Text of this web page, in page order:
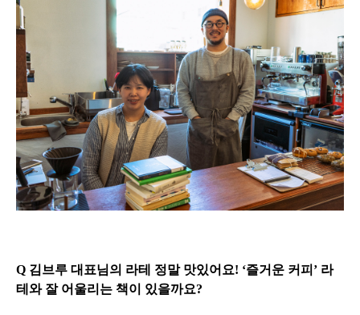
Q 김브루 대표님의 라테 정말 맛있어요! ‘즐거운 커피’ 라
테와 잘 어울리는 책이 있을까요?